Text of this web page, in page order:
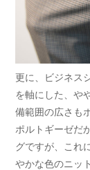
更に、ビジネス
を軸にした、や
備範囲の広さも
ポルトギーゼだ
グですが、これ
やかな色のニッ